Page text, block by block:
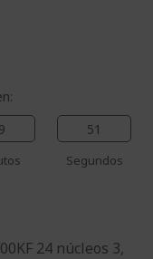
51
Segundos
24 núcleos 3,